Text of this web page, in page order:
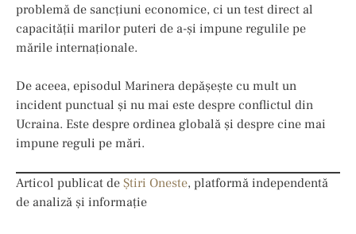
problemă de sancțiuni economice, ci un test direct al
capacității marilor puteri de a-și impune regulile pe
mările internaționale.
De aceea, episodul Marinera depășește cu mult un
incident punctual şi nu mai este despre conflictul din
Ucraina. Este despre ordinea globală și despre cine mai
impune reguli pe mări.
Articol publicat de Știri Oneste, platformă independentă
de analiză și informație